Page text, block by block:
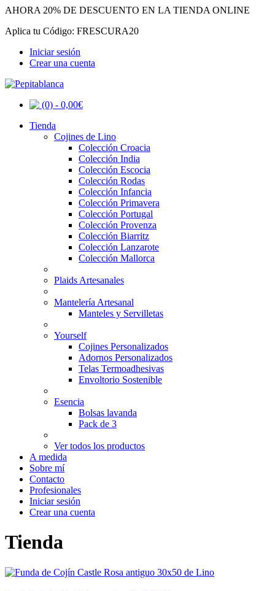
AHORA 20% DE DESCUENTO EN LA TIENDA ONLINE
Aplica tu Código: FRESCURA20
Iniciar sesión
Crear una cuenta
(0) - 0,00€
Tienda
Cojines de Lino
Colección Croacia
Colección India
Colección Escocia
Colección Rodas
Colección Infancia
Colección Primavera
Colección Portugal
Colección Provenza
Colección Biarritz
Colección Lanzarote
Colección Mallorca
Plaids Artesanales
Mantelería Artesanal
Manteles y Servilletas
Yourself
Cojines Personalizados
Adornos Personalizados
Telas Termoadhesivas
Envoltorio Sostenible
Esencia
Bolsas lavanda
Pack de 3
Ver todos los productos
A medida
Sobre mí
Contacto
Profesionales
Iniciar sesión
Crear una cuenta
Tienda